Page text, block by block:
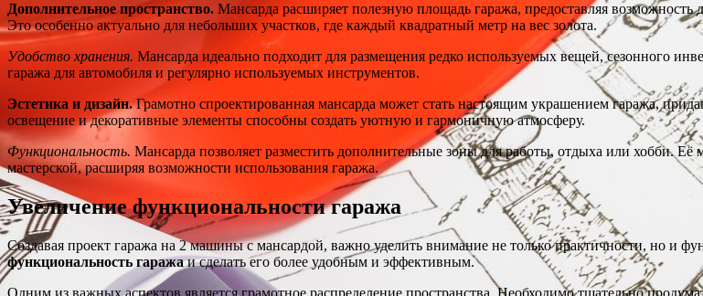
Дополнительное пространство. Мансарда расширяет полезную площадь гаража, предоставляя
Это особенно актуально для небольших участков, где каждый квадратный метр на вес золота.
Удобство хранения. Мансарда идеально подходит для размещения редко используемых вещей, сезонного
гаража для автомобиля и регулярно используемых инструментов.
Эстетика и дизайн.Грамотно спроектированная мансарда может стать настоящим украшением гаража,
освещение и декоративные элементы способны создать уютную и гармоничную атмосферу.
Функциональность. Мансарда позволяет разместить дополнительные зоны для работы, отдыха или хобби.
мастерской, расширяя возможности использования гаража.
Увеличение функциональности гаража
Создавая проект гаража на 2 машины с мансардой, важно уделить внимание не только практичности, но и
функциональность гаражаи сделать его более удобным и эффективным.